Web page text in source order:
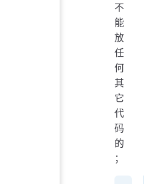
不
能
放
任
何
其
它
代
码
的
；